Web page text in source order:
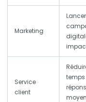
Marketing
Service
client